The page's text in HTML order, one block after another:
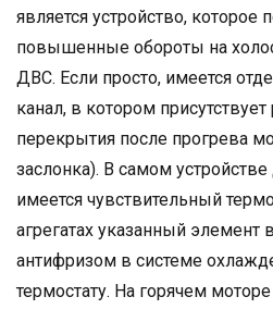
является устройство, которое
повышенные обороты на
ДВС. Если просто, имеется
канал, в котором
перекрытия после прогрева
заслонка). В самом
имеется чувствительный
агрегатах указанный элемент
антифризом в системе
термостату. На горячем